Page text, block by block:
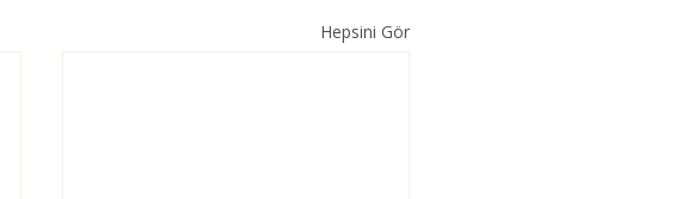
Hepsini Gör